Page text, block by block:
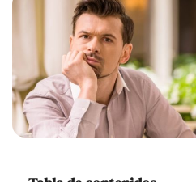
Ayuda
Cursos